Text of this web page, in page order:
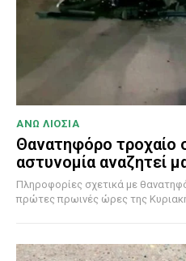
ΑΝΩ ΛΙΟΣΙΑ
Θανατηφόρο τροχαίο
αστυνομία αναζητεί
Πληροφορίες σχετικά με
πρώτες πρωινές ώρες της